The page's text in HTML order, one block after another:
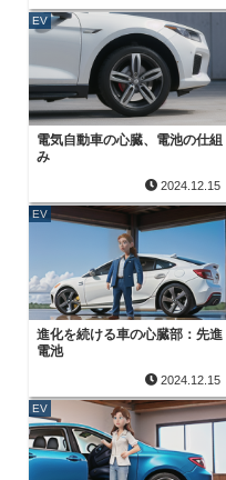
EV
電気自動車の心臓、電池の仕組
み
2024.12.15
EV
進化を続ける車の心臓部：先進
電池
2024.12.15
EV